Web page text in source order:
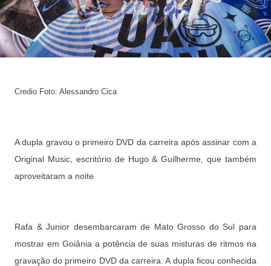
Credio Foto: Alessandro Cica
A dupla gravou o primeiro DVD da carreira após assinar com a
Original Music, escritório de Hugo & Guilherme, que também
aproveitaram a noite
Rafa & Junior desembarcaram de Mato Grosso do Sul para
mostrar em Goiânia a potência de suas misturas de ritmos na
gravação do primeiro DVD da carreira. A dupla ficou conhecida